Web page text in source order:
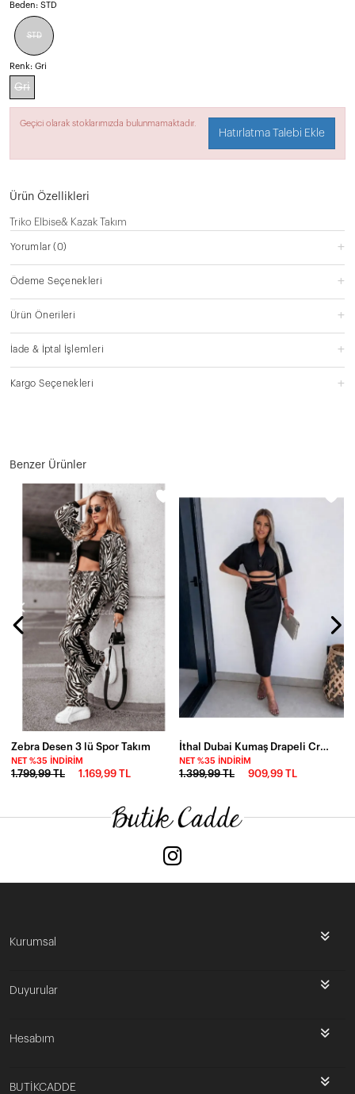
Beden: STD
STD
Renk: Gri
Gri
Geçici olarak stoklarımızda bulunmamaktadır.
Hatırlatma Talebi Ekle
Ürün Özellikleri
Triko Elbise& Kazak Takım
Yorumlar(0)
Ödeme Seçenekleri
Ürün Önerileri
İade & İptal İşlemleri
Kargo Seçenekleri
Benzer Ürünler
Zebra Desen 3 lü Spor Takım
NET %35 İNDIRIM
1.799,99 TL 1.169,99 TL
İthal Dubai Kumaş Drapeli Crop Etek Takım Siyah
NET %35 İNDIRIM
1.399,99 TL 909,99 TL
Kurumsal
Duyurular
Hesabım
BUTİKCADDE